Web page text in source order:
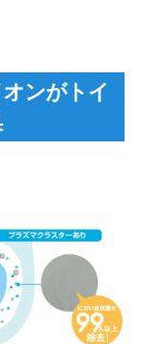
ンがトイ